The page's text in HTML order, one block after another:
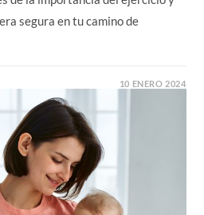
segura en tu camino de
10 ENERO 2024